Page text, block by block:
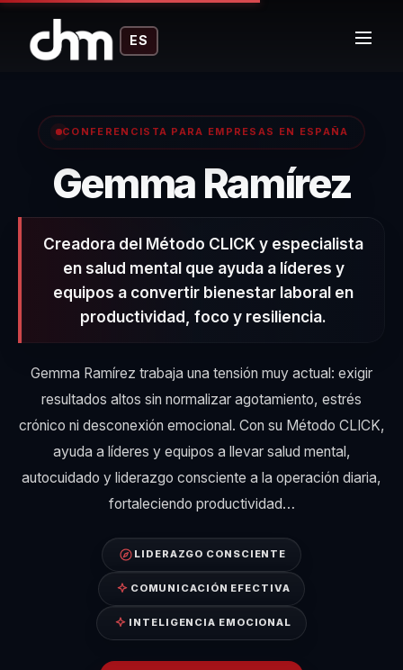
ES
CONFERENCISTA PARA EMPRESAS EN ESPAÑA
Gemma Ramírez–
Creadora del Método CLICK y especialista
en salud mental que ayuda a líderes y
equipos a convertir bienestar laboral en
productividad, foco y resiliencia.
Gemma Ramírez trabaja una tensión muy actual: exigir
resultados altos sin normalizar agotamiento, estrés
crónico ni desconexión emocional. Con su Método CLICK,
ayuda a líderes y equipos a llevar salud mental,
autocuidado y liderazgo consciente a la operación diaria,
fortaleciendo productividad…
LIDERAZGO CONSCIENTE
COMUNICACIÓN EFECTIVA
INTELIGENCIA EMOCIONAL